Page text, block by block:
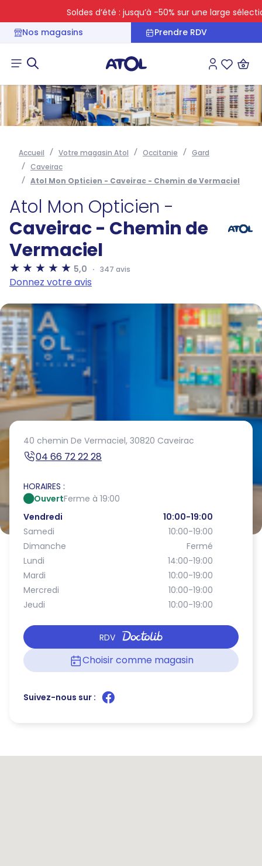
Soldes d’été : jusqu’à -50% sur une large sélection
Nos magasins
Prendre RDV
Connexion
Accueil Votre magasin Atol Occitanie
Gard
Caveirac
Atol Mon Opticien - Caveirac - Chemin de Vermaciel
Atol Mon Opticien -
Caveirac - Chemin de
Vermaciel
5,0 347 avis
Donnez votre avis
40 chemin De Vermaciel, 30820 Caveirac
04 66 72 22 28
HORAIRES :
OuvertFerme à 19:00
Vendredi
10:00-19:00
Samedi
10:00-19:00
Dimanche
Fermé
Lundi
14:00-19:00
Mardi
10:00-19:00
Mercredi
10:00-19:00
Jeudi
10:00-19:00
RDV
Choisir comme magasin
Suivez-nous sur :